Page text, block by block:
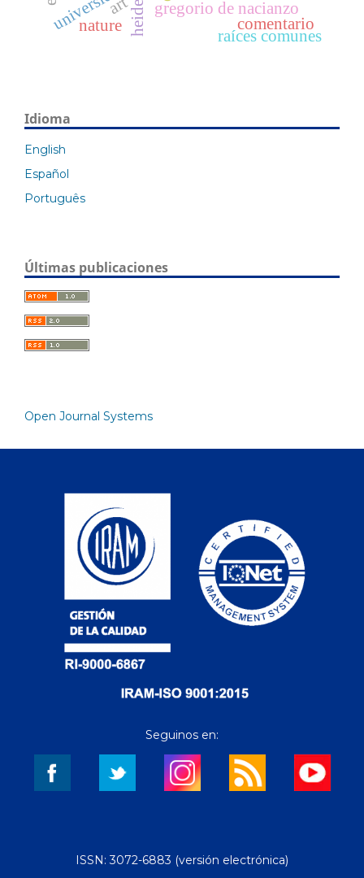
gregorio de nacianzo
comentario
raíces comunes
nature
Idioma
English
Español
Português
Últimas publicaciones
Open Journal Systems
Seguinos en:
ISSN: 3072-6883 (versión electrónica)